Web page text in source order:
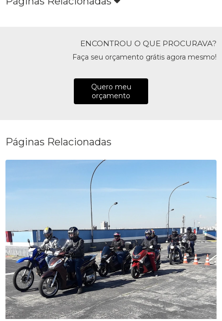
ENCONTROU O QUE PROCURAVA?
Faça seu orçamento grátis agora mesmo!
Quero meu
orçamento
Páginas Relacionadas